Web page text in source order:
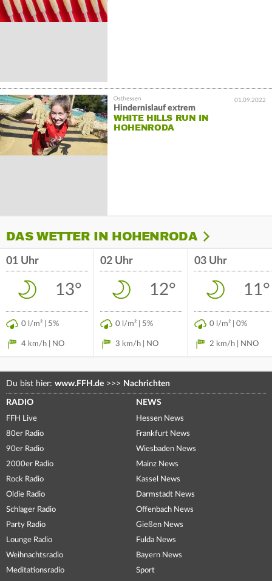
01.09.2022
Hindernislauf extrem
WHITE HILLS RUN IN
HOHENRODA
DAS WETTER IN HOHENRODA
01 Uhr
13°
0 l/m² | 5%
4 km/h | NO
02 Uhr
12°
0 l/m² | 5%
3 km/h | NO
03 Uhr
11°
0 l/m² | 0%
2 km/h | NNO
Du bist hier: www.FFH.de >>> Nachrichten
RADIO
FFH Live
80er Radio
90er Radio
2000er Radio
Rock Radio
Oldie Radio
Schlager Radio
Party Radio
Lounge Radio
Weihnachtsradio
Meditationsradio
NEWS
Hessen News
Frankfurt News
Wiesbaden News
Mainz News
Kassel News
Darmstadt News
Offenbach News
Gießen News
Fulda News
Bayern News
Sport